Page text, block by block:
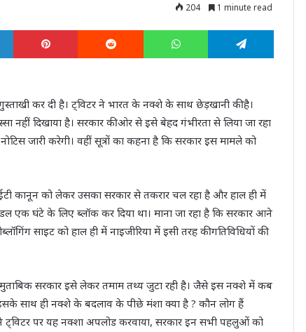
204 1 minute read
LinkedIn Pinterest Reddit WhatsApp
कर दी है। ट्विटर ने भारत के नक्शे के साथ छेड़खानी की है।
नहीं दिखाया है। सरकार की ओर से इसे बेहद गंभीरता से लिया जा रहा
जारी करेगी। वहीं सूत्रों का कहना है कि सरकार इस मामले को
कानून को लेकर उसका सरकार से तकरार चल रहा है और हाल ही में
एक घंटे के लिए ब्लॉक कर दिया था। माना जा रहा है कि सरकार आने
साइट को हाल ही में नाइजीरिया में इसी तरह की गतिविधियों की
मुताबिक सरकार इसे लेकर तमाम तथ्य जुटा रही है। जैसे इस नक्शे में कब
साथ ही नक्शे के बदलाव के पीछे मंशा क्या है ? कौन लोग हैं
ट्विटर पर यह नक्शा अपलोड करवाया, सरकार इन सभी पहलुओं को